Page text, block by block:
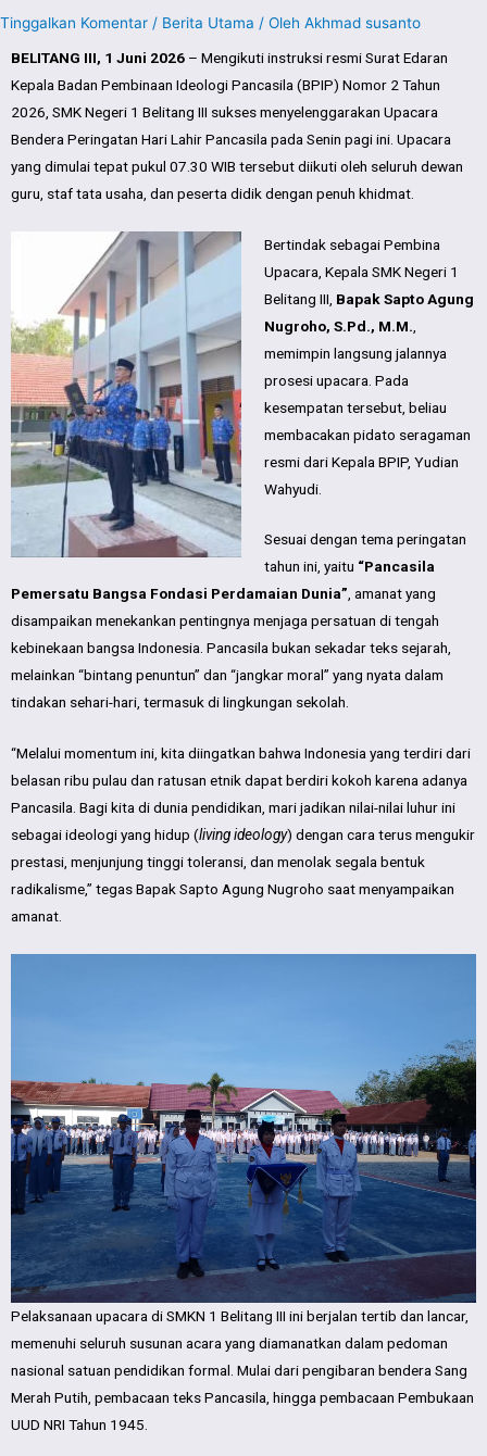
Tinggalkan Komentar / Berita Utama / Oleh Akhmad susanto
BELITANG III, 1 Juni 2026 – Mengikuti instruksi resmi Surat Edaran
Kepala Badan Pembinaan Ideologi Pancasila (BPIP) Nomor 2 Tahun
2026, SMK Negeri 1 Belitang III sukses menyelenggarakan Upacara
Bendera Peringatan Hari Lahir Pancasila pada Senin pagi ini. Upacara
yang dimulai tepat pukul 07.30 WIB tersebut diikuti oleh seluruh dewan
guru, staf tata usaha, dan peserta didik dengan penuh khidmat.
Bertindak sebagai Pembina
Upacara, Kepala SMK Negeri 1
Belitang III, Bapak Sapto Agung
Nugroho, S.Pd., M.M.
memimpin langsung jalannya
prosesi upacara. Pada
kesempatan tersebut, beliau
membacakan pidato seragaman
resmi dari Kepala BPIP, Yudian
Wahyudi.
Sesuai dengan tema peringatan
tahun ini, yaitu “Pancasila
Pemersatu Bangsa Fondasi Perdamaian Dunia”, amanat yang
disampaikan menekankan pentingnya menjaga persatuan di tengah
kebinekaan bangsa Indonesia. Pancasila bukan sekadar teks sejarah,
melainkan “bintang penuntun” dan “jangkar moral” yang nyata dalam
tindakan sehari-hari, termasuk di lingkungan sekolah.
“Melalui momentum ini, kita diingatkan bahwa Indonesia yang terdiri dari
belasan ribu pulau dan ratusan etnik dapat berdiri kokoh karena adanya
Pancasila. Bagi kita di dunia pendidikan, mari jadikan nilai-nilai luhur ini
sebagai ideologi yang hidup (living ideology) dengan cara terus mengukir
prestasi, menjunjung tinggi toleransi, dan menolak segala bentuk
radikalisme,” tegas Bapak Sapto Agung Nugroho saat menyampaikan
amanat.
Pelaksanaan upacara di SMKN 1 Belitang III ini berjalan tertib dan lancar,
memenuhi seluruh susunan acara yang diamanatkan dalam pedoman
nasional satuan pendidikan formal. Mulai dari pengibaran bendera Sang
Merah Putih, pembacaan teks Pancasila, hingga pembacaan Pembukaan
UUD NRI Tahun 1945.